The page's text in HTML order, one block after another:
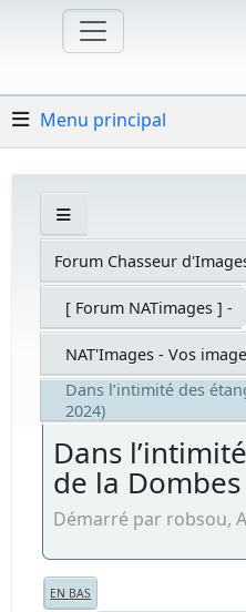
Menu principal
Forum Chasseur
[ Forum NATimages ] -
NAT'Images - Vos
Dans l’intimité des
2024)
Dans
de la
Démarré par robsou,
EN BAS